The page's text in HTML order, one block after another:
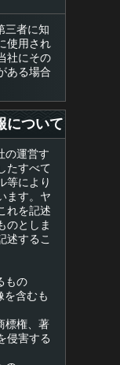
三者に知
使用され
社にその
ある場合
について
の運営す
たすべて
等により
ます。ヤ
れを記述
のとしま
述するこ
もの
を含むも
標権、著
侵害する